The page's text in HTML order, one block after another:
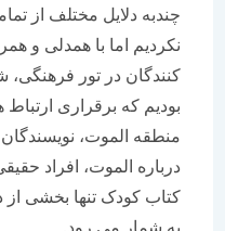
چندبه دلایل مختلف از تمامی
نکردیم اما با همدلی و
کنندگان در تور فرهنگی، شاهد
بودیم که برقراری ارتباط های
منطقه الموت، نویسندگان و
درباره الموت، افراد حقیقی و
کتاب کودک تنها بخشی از